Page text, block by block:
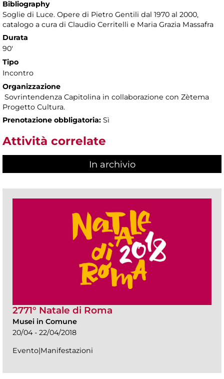
Bibliography
Soglie di Luce. Opere di Pietro Gentili dal 1970 al 2000,
catalogo a cura di Claudio Cerritelli e Maria Grazia Massafra
Durata
90'
Tipo
Incontro
Organizzazione
Sovrintendenza Capitolina in collaborazione con Zètema
Progetto Cultura.
Prenotazione obbligatoria: Sì
Attività correlate
In archivio
2771° Natale di Roma
Musei in Comune
20/04 - 22/04/2018
Evento|Manifestazioni